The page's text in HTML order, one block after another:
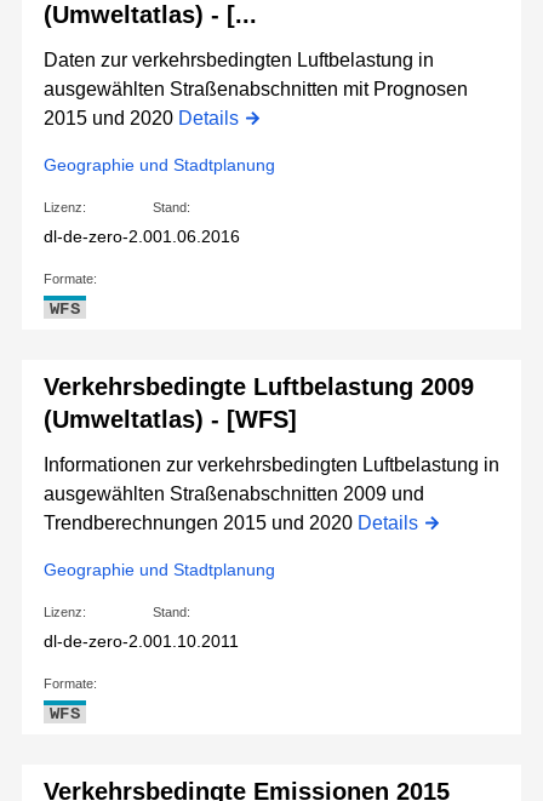
(Umweltatlas) - [...
Daten zur verkehrsbedingten Luftbelastung in
ausgewählten Straßenabschnitten mit Prognosen
2015 und 2020 Details
Geographie und Stadtplanung
Lizenz:
dl-de-zero-2.0
Stand:
01.06.2016
Formate:
WFS
Verkehrsbedingte Luftbelastung 2009
(Umweltatlas) - [WFS]
Informationen zur verkehrsbedingten Luftbelastung in
ausgewählten Straßenabschnitten 2009 und
Trendberechnungen 2015 und 2020 Details
Geographie und Stadtplanung
Lizenz:
dl-de-zero-2.0
Stand:
01.10.2011
Formate:
WFS
Verkehrsbedingte Emissionen 2015